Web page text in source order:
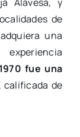
Alavesa, y
de
una
fue una
, calificada de